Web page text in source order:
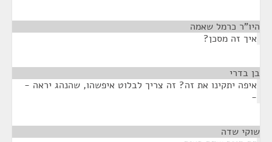
היו"ר כרמל שאמה
איך זה מסכן?
בן בדרי
איפה יתקינו את זה? זה צריך לבלוט איפשהו, שהנהג יראה -
-
שוקי שדה